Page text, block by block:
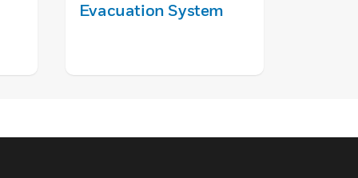
Evacuation System